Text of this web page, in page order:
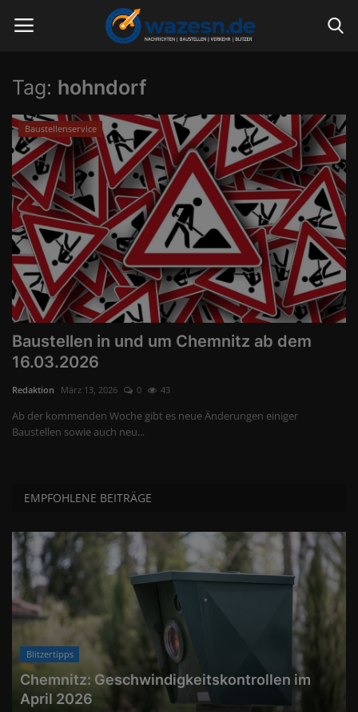
Community Mitglied werden /
Ehrenamtlicher Autor werden
News
Spenden
Community
Verkehrswarnmeldungen
Echtzeit-Karten
Bußgeldkatalog
Tag: hohndorf
Baustellenservice
Baustellen in und um Chemnitz ab dem
16.03.2026
Redaktion März 13, 2026 0 43
Ab der kommenden Woche gibt es neue Änderungen einiger
Baustellen sowie auch neu...
EMPFOHLENE BEITRÄGE
Blitzertipps
Chemnitz: Geschwindigkeitskontrollen im
April 2026